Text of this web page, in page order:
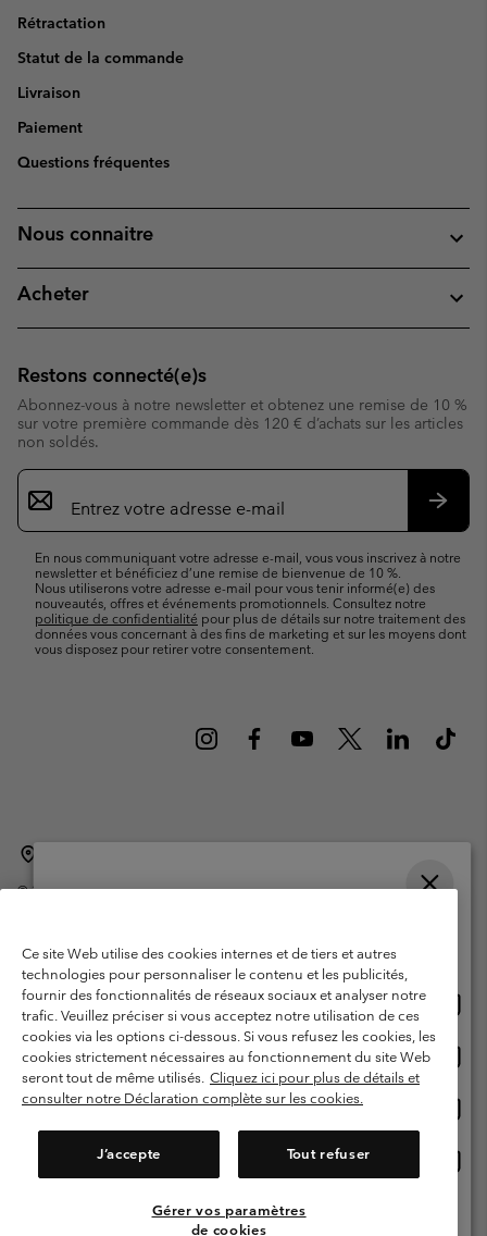
Rétractation
Statut de la commande
Livraison
Paiement
Questions fréquentes
Nous connaitre
Acheter
Restons connecté(e)s
Abonnez-vous à notre newsletter et obtenez une remise de 10 %
sur votre première commande dès 120 € d’achats sur les articles
non soldés.
Inscription
par
e-
En nous communiquant votre adresse e-mail, vous vous inscrivez à notre
newsletter et bénéficiez d’une remise de bienvenue de 10 %.
Nous utiliserons votre adresse e-mail pour vous tenir informé(e) des
nouveautés, offres et événements promotionnels. Consultez notre
politique de confidentialité pour plus de détails sur notre traitement des
données vous concernant à des fins de marketing et sur les moyens dont
vous disposez pour retirer votre consentement.
©2026Columbia Sportswear International Sarl. Avenue des Morgines, 12
Garanties Légales
Politique de confidentialité
Conditions d'utilisation - Membres
Conditions D'utilisation - Contenu généré par l'utilisateur
Impressum
Cookies
Service client: Lun - sam de 9h à 13h et de 14h à 18h
Ce site Web utilise des cookies internes et de tiers et autres
technologies pour personnaliser le contenu et les publicités,
fournir des fonctionnalités de réseaux sociaux et analyser notre
trafic. Veuillez préciser si vous acceptez notre utilisation de ces
cookies via les options ci-dessous. Si vous refusez les cookies, les
cookies strictement nécessaires au fonctionnement du site Web
seront tout de même utilisés. Cliquez ici pour plus de détails et
consulter notre Déclaration complète sur les cookies.
J’accepte Tout refuser
Gérer vos paramètres
de cookies
Achats en ligne disponibles
United States
ligne
Belgium-English
ligne
Belgium-Français
ligne
Belgium-Dutch
Voir Tous Les Pays